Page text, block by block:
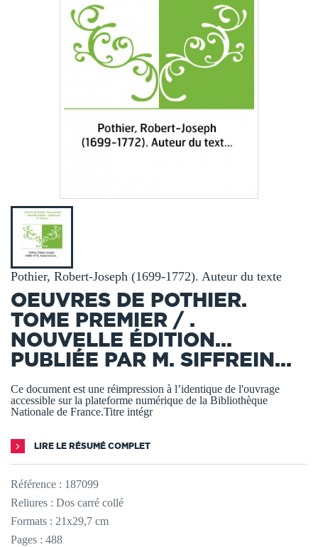
Pothier, Robert-Joseph (1699-1772). Auteur du texte
OEUVRES DE POTHIER.
TOME PREMIER / .
NOUVELLE ÉDITION...
PUBLIÉE PAR M. SIFFREIN...
Ce document est une réimpression à l’identique de l'ouvrage
accessible sur la plateforme numérique de la Bibliothèque
Nationale de France.Titre intégr
LIRE LE RÉSUMÉ COMPLET
Référence : 187099
Reliures : Dos carré collé
Formats : 21x29,7 cm
Pages : 488